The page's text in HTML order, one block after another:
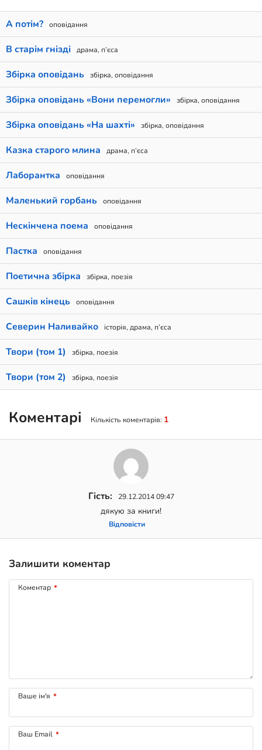
А потім? оповідання
В старім гнізді драма, п’єса
Збірка оповідань збірка, оповідання
Збірка оповідань «Вони перемогли» збірка, оповідання
Збірка оповідань «На шахті» збірка, оповідання
Казка старого млина драма, п’єса
Лаборантка оповідання
Маленький горбань оповідання
Нескінчена поема оповідання
Пастка оповідання
Поетична збірка збірка, поезія
Сашків кінець оповідання
Северин Наливайко історія, драма, п’єса
Твори (том 1) збірка, поезія
Твори (том 2) збірка, поезія
Коментарі Кількість коментарів: 1
Гість: 29.12.2014 09:47
дякую за книги!
Відповіcти
Залишити коментар
Коментар *
Ваше ім'я *
Ваш Email *